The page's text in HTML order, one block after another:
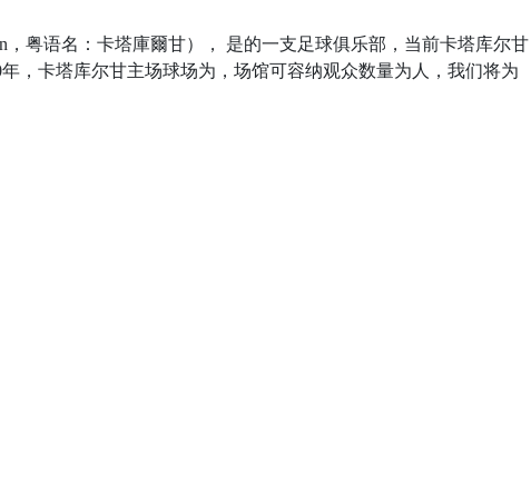
，粤语名：卡塔庫爾甘）， 是的一支足球俱乐部，当前卡塔库尔甘
，卡塔库尔甘主场球场为，场馆可容纳观众数量为人，我们将为